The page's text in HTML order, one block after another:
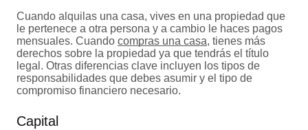
Cuando alquilas una casa, vives en una propiedad que
le pertenece a otra persona y a cambio le haces pagos
mensuales. Cuando compras una casa, tienes más
derechos sobre la propiedad ya que tendrás el título
legal. Otras diferencias clave incluyen los tipos de
responsabilidades que debes asumir y el tipo de
compromiso financiero necesario.
Capital